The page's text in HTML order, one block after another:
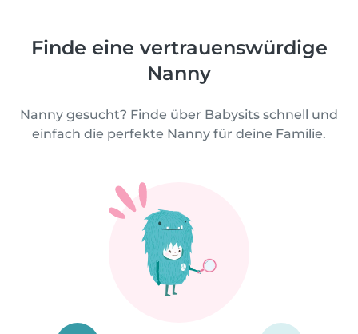
Finde eine vertrauenswürdige
Nanny
Nanny gesucht? Finde über Babysits schnell und
einfach die perfekte Nanny für deine Familie.